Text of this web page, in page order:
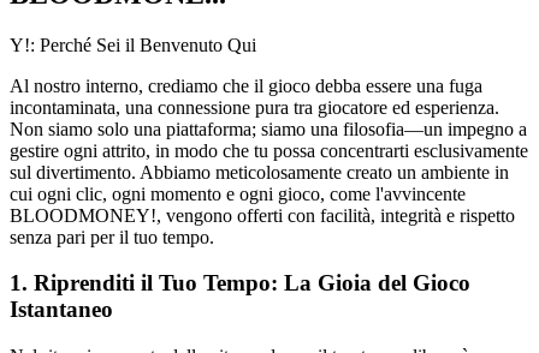
Y!: Perché Sei il Benvenuto Qui
Al nostro interno, crediamo che il gioco debba essere una fuga
incontaminata, una connessione pura tra giocatore ed esperienza.
Non siamo solo una piattaforma; siamo una filosofia—un impegno a
gestire ogni attrito, in modo che tu possa concentrarti esclusivamente
sul divertimento. Abbiamo meticolosamente creato un ambiente in
cui ogni clic, ogni momento e ogni gioco, come l'avvincente
BLOODMONEY!, vengono offerti con facilità, integrità e rispetto
senza pari per il tuo tempo.
1. Riprenditi il Tuo Tempo: La Gioia del Gioco
Istantaneo